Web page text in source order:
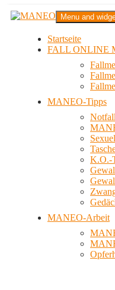
Zum
InhaltMANEO
Das schwule Anti-Gewalt-
Menu and
Startseite
FALL ONLINE
MANEO-Tipps
K.O.-
MANEO-Arbeit